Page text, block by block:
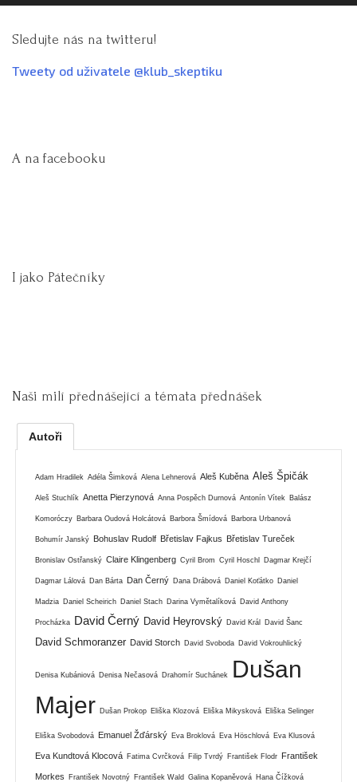
Sledujte nás na twitteru!
Tweety od uživatele @klub_skeptiku
A na facebooku
I jako Pátečníky
Naši milí přednášející a témata přednášek
Autoři
Adam Hradilek Adéla Šimková Alena Lehnerová Aleš Kuběna Aleš Špičák
Aleš Stuchlík Anetta Pierzynová Anna Pospěch Durnová Antonín Vítek Balász
Komoróczy Barbara Oudová Holcátová Barbora Šmídová Barbora Urbanová
Bohumír Janský Bohuslav Rudolf Břetislav Fajkus Břetislav Tureček
Bronislav Ostřanský Claire Klingenberg Cyril Brom Cyril Hoschl Dagmar Krejčí
Dagmar Lálová Dan Bárta Dan Černý Dana Drábová Daniel Koťátko Daniel
Madzia Daniel Scheirich Daniel Stach Darina Vymětalíková David Anthony
Procházka David Černý David Heyrovský David Král David Šanc
David Schmoranzer David Storch David Svoboda David Vokrouhlický
Denisa Kubániová Denisa Nečasová Drahomír Suchánek
Dušan
Majer Dušan Prokop Eliška Klozová Eliška Mikysková Eliška Selinger
Eliška Svobodová Emanuel Žďárský Eva Broklová Eva Höschlová Eva Klusová
Eva Kundtová Klocová Fatima Cvrčková Filip Tvrdý František Flodr František
Morkes František Novotný František Wald Galina Kopaněvová Hana Čížková